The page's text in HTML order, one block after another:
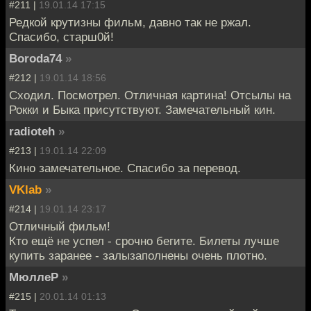
#211 | 19.01.14 17:15
Редкой крутизны фильм, давно так не ржал.
Спасибо, старш0й!
Boroda74 »
#212 | 19.01.14 18:56
Сходил. Посмотрел. Отличная картина! Отсылы на
Рокки и Быка присутствуют. Замечательный кин.
radioteh »
#213 | 19.01.14 22:09
Кино замечательное. Спасибо за перевод.
VKlab »
#214 | 19.01.14 23:17
Отличный фильм!
Кто ещё не успел - срочно бегите. Билеты лучше
купить заранее - залызаполнены очень плотно.
МюллеР »
#215 | 20.01.14 01:13